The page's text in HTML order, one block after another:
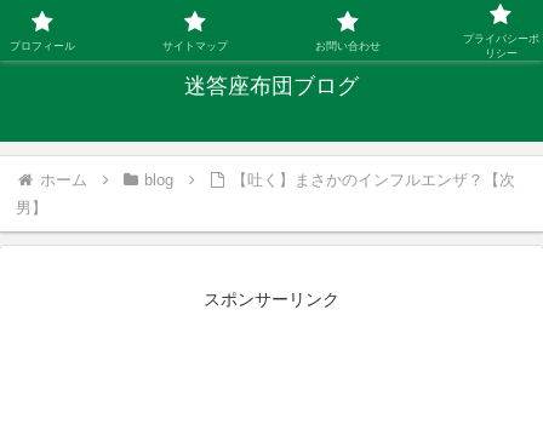
「ひとり親」40代シングルファザーの子育て迷答
迷答座布団ブログ
ホーム blog
【吐く】まさかのインフルエンザ？【次
男】
スポンサーリンク
プロフィール サイトマップ お問い合わせ
プライバシーポ
リシー